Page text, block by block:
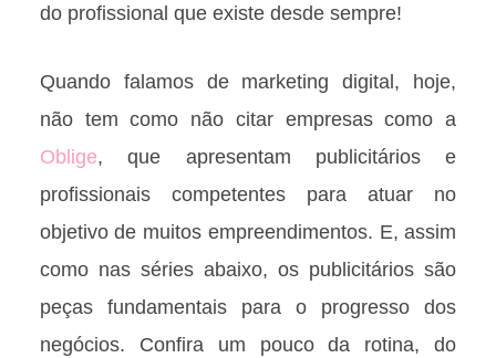
do profissional que existe desde sempre!
Quando falamos de marketing digital, hoje,
não tem como não citar empresas como a
Oblige, que apresentam publicitários e
profissionais competentes para atuar no
objetivo de muitos empreendimentos. E, assim
como nas séries abaixo, os publicitários são
peças fundamentais para o progresso dos
negócios. Confira um pouco da rotina, do